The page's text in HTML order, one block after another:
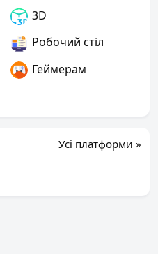
3D
Робочий стіл
Геймерам
Усі платформи »